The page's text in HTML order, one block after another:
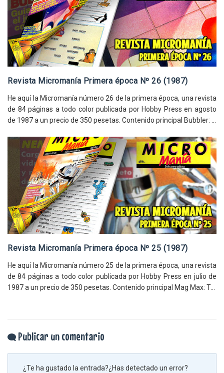
Revista Micromanía Primera época Nº 26 (1987)
He aquí la Micromanía número 26 de la primera época, una revista
de 84 páginas a todo color publicada por Hobby Press en agosto
de 1987 a un precio de 350 pesetas. Contenido principal Bubbler: ...
Revista Micromanía Primera época Nº 25 (1987)
He aquí la Micromanía número 25 de la primera época, una revista
de 84 páginas a todo color publicada por Hobby Press en julio de
1987 a un precio de 350 pesetas. Contenido principal Mag Max: T...
Publicar un comentario
¿Te ha gustado la entrada?¿Has detectado un error?